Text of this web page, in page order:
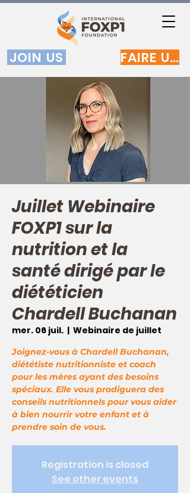
JOIN US FAIRE UN DON
Juillet Webinaire
FOXP1 sur la
nutrition et la
santé dirigé par le
diététicien
Chardell Buchanan
mer. 06 juil.
  |
Webinaire de juillet
Joignez-vous à Chardell Buchanan,
diététiste nutritionniste et coach
pour les mères ayant des besoins
spéciaux. Elle vous prodiguera des
conseils nutritionnels pour vous aider
à bien nourrir votre enfant et à
prendre soin de vous.
Registration is closed
See other events